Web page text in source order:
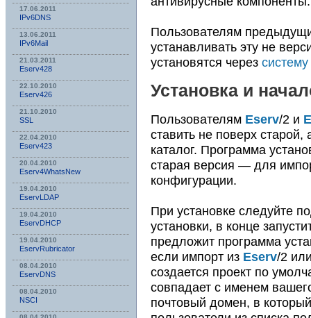
17.06.2011
IPv6DNS
13.06.2011
IPv6Mail
21.03.2011
Eserv428
22.10.2010
Eserv426
21.10.2010
SSL
22.04.2010
Eserv423
20.04.2010
Eserv4WhatsNew
19.04.2010
EservLDAP
19.04.2010
EservDHCP
19.04.2010
EservRubricator
08.04.2010
EservDNS
08.04.2010
NSСI
Пользователям
устанавливать эту не
установятся через
Установка и
Пользователям Eserv/2 и
ставить не поверх
каталог. Программа
старая версия — для
конфигурации.
При установке следуйте
установки, в конце
предложит программа
если импорт из Eserv/2
создается проект по
совпадает с именем
почтовый домен, в